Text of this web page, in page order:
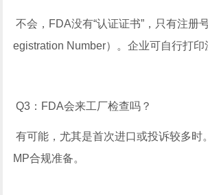
不会，FDA没有“认证证书”，只有注册
egistration Number）。企业可自行打印
Q3：FDA会来工厂检查吗？
有可能，尤其是首次进口或投诉较多时
MP合规准备。